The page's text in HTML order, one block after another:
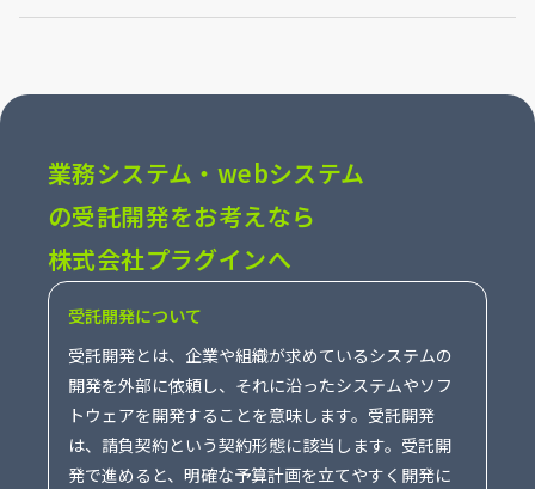
業務システム・webシステム
の受託開発をお考えなら
株式会社プラグインへ
受託開発について
受託開発とは、企業や組織が求めているシステムの
開発を外部に依頼し、それに沿ったシステムやソフ
トウェアを開発することを意味します。受託開発
は、請負契約という契約形態に該当します。受託開
発で進めると、明確な予算計画を立てやすく開発に